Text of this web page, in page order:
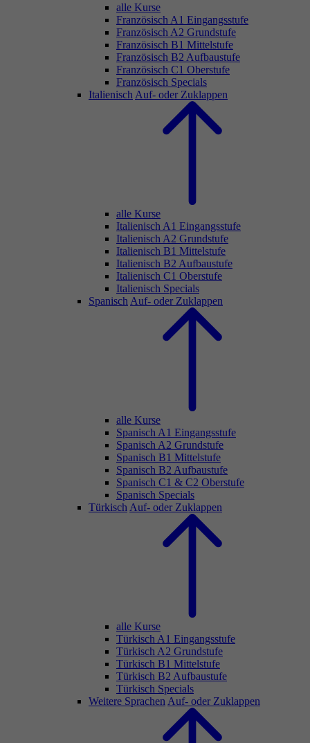
alle Kurse
Französisch A1 Eingangsstufe
Französisch A2 Grundstufe
Französisch B1 Mittelstufe
Französisch B2 Aufbaustufe
Französisch C1 Oberstufe
Französisch Specials
Italienisch Auf- oder Zuklappen
alle Kurse
Italienisch A1 Eingangsstufe
Italienisch A2 Grundstufe
Italienisch B1 Mittelstufe
Italienisch B2 Aufbaustufe
Italienisch C1 Oberstufe
Italienisch Specials
Spanisch Auf- oder Zuklappen
alle Kurse
Spanisch A1 Eingangsstufe
Spanisch A2 Grundstufe
Spanisch B1 Mittelstufe
Spanisch B2 Aufbaustufe
Spanisch C1 & C2 Oberstufe
Spanisch Specials
Türkisch Auf- oder Zuklappen
alle Kurse
Türkisch A1 Eingangsstufe
Türkisch A2 Grundstufe
Türkisch B1 Mittelstufe
Türkisch B2 Aufbaustufe
Türkisch Specials
Weitere Sprachen Auf- oder Zuklappen